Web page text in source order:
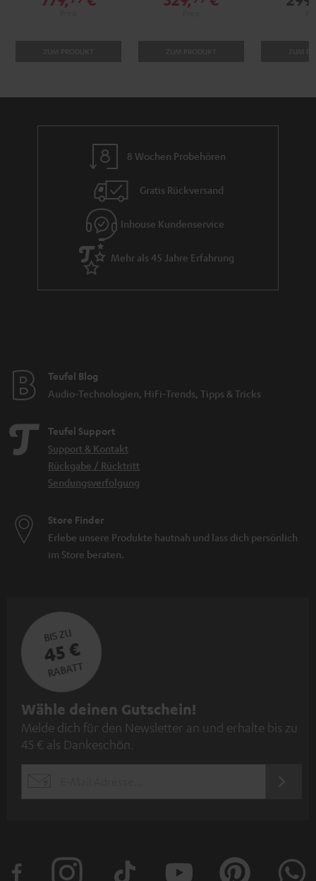
8 Wochen Probehören
Gratis Rückversand
Inhouse Kundenservice
Mehr als 45 Jahre Erfahrung
Teufel Blog
Audio-Technologien, HiFi-Trends, Tipps & Tricks
Teufel Support
Support & Kontakt
Rückgabe / Rücktritt
Sendungsverfolgung
Store Finder
Erlebe unsere Produkte hautnah und lass dich persönlich
im Store beraten.
BIS ZU
45 €
RABATT
N
e
w
Wähle deinen Gutschein!
Melde dich für den Newsletter an und erhalte bis zu
45 € als Dankeschön.